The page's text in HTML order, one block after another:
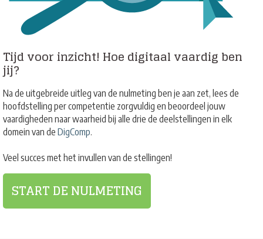
Tijd voor inzicht! Hoe digitaal vaardig ben
jij?
Na de uitgebreide uitleg van de nulmeting ben je aan zet, lees de
hoofdstelling per competentie zorgvuldig en beoordeel jouw
vaardigheden naar waarheid bij alle drie de deelstellingen in elk
domein van de DigComp.
Veel succes met het invullen van de stellingen!